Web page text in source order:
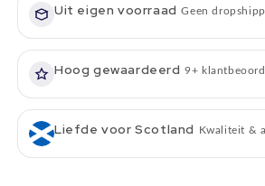
Uit eigen voorraad Geen
Hoog gewaardeerd 9+
Liefde voor Scotland Kwaliteit &